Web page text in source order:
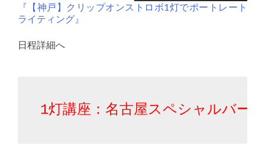
『【神戸】クリップオンストロボ1灯でポートレート
ライティング』
日程詳細へ
1灯講座：名古屋スペシャルバー